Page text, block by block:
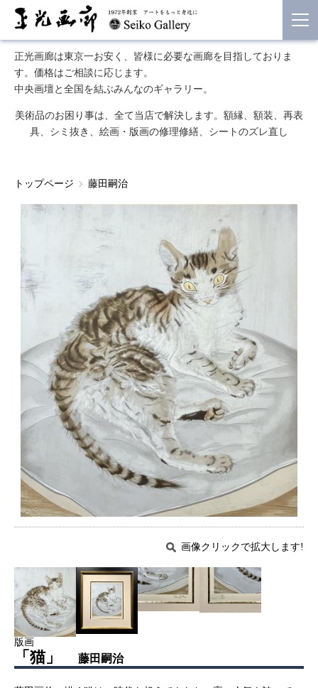
正光画廊は東京一お安く、皆様に必要な画廊を目指しておりま
す。価格はご相談に応じます。
中央画壇と全国を結ぶみんなのギャラリー。
美術品のお困り事は、全て当店で解決します。額縁、額装、再表
具、シミ抜き、絵画・版画の修理修繕、シートのズレ直し
トップページ 藤田嗣治
画像クリックで拡大します!
版画
「猫」 藤田嗣治